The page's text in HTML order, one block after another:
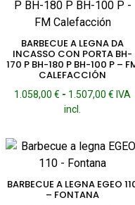
BARBECUE A LEGNA DA
INCASSO CON PORTA BH-
170 P BH-180 P BH-100 P –
CALEFACCIÓN
1.058,00€ - 1.507,00€ IVA
incl.
BARBECUE A LEGNA EGEO
– FONTANA